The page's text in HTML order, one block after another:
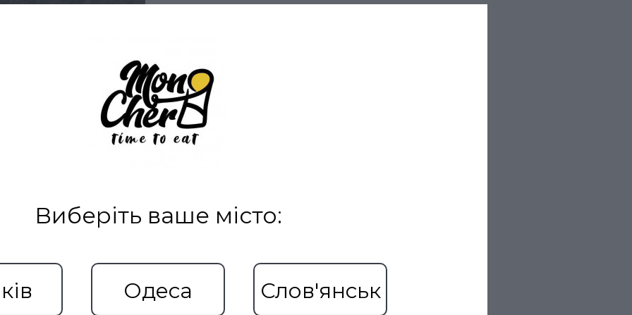
Виберіть ваше місто:
Одеса Слов'янськ